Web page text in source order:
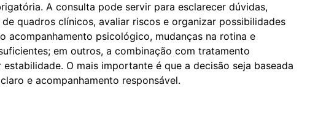
A consulta pode servir para esclarecer dúvidas,
quadros clínicos, avaliar riscos e organizar possibilidades
acompanhamento psicológico, mudanças na rotina e
em outros, a combinação com tratamento
O mais importante é que a decisão seja baseada
e acompanhamento responsável.